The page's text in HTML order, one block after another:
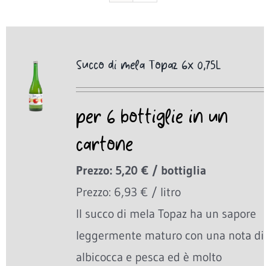
Succo di mela Topaz 6x 0,75L
per 6 bottiglie in un
cartone
Prezzo: 5,20 € / bottiglia
Prezzo: 6,93 € / litro
Il succo di mela Topaz ha un sapore
leggermente maturo con una nota di
albicocca e pesca ed è molto